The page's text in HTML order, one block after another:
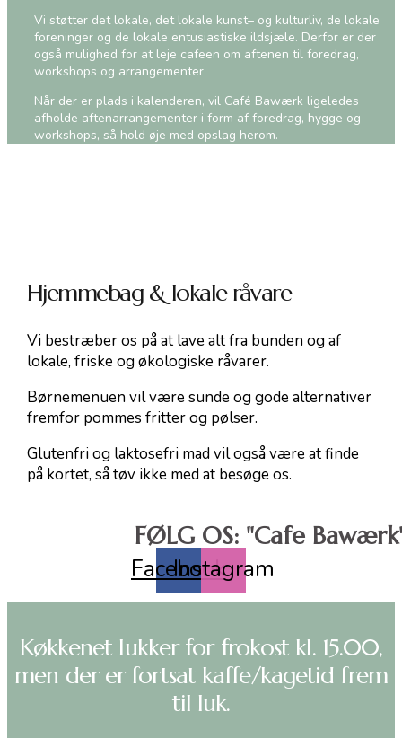
Vi støtter det lokale, det lokale kunst– og kulturliv, de lokale
foreninger og de lokale entusiastiske ildsjæle. Derfor er der
også mulighed for at leje cafeen om aftenen til foredrag,
workshops og arrangementer
Når der er plads i kalenderen, vil Café Bawærk ligeledes
afholde aftenarrangementer i form af foredrag, hygge og
workshops, så hold øje med opslag herom.
Hjemmebag & lokale råvare
Vi bestræber os på at lave alt fra bunden og af
lokale, friske og økologiske råvarer.
Børnemenuen vil være sunde og gode alternativer
fremfor pommes fritter og pølser.
Glutenfri og laktosefri mad vil også være at finde
på kortet, så tøv ikke med at besøge os.
FØLG OS: "Cafe
Facebook
Instagram
Køkkenet lukker for frokost kl. 15.00,
men der er fortsat kaffe/kagetid frem
til luk.